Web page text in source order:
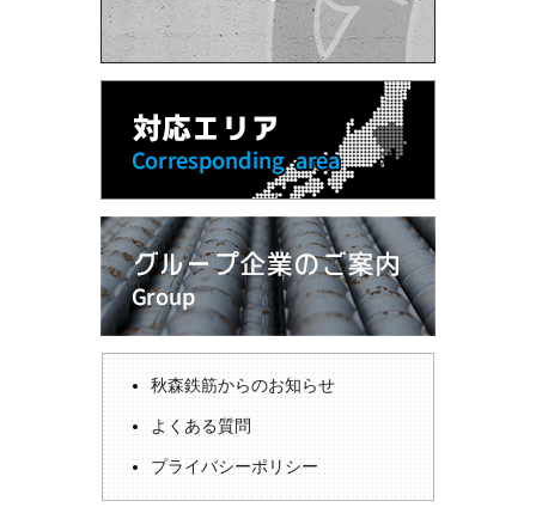
秋森鉄筋からのお知らせ
よくある質問
プライバシーポリシー